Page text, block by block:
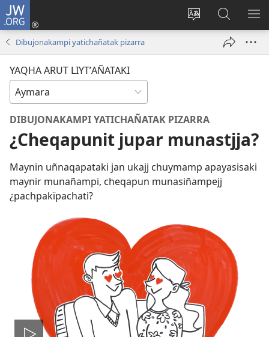
JW.ORG
Change
language
Cuentamar
mantañatakiJW.ORG:
Dibujonakampi yatichañatak pizarra
YAQHA ARUT LIYTʼAÑATAKI
DIBUJONAKAMPI YATICHAÑATAK PIZARRA
¿Cheqapunit jupar munastjja?
Maynin uñnaqapataki jan ukajj chuymamp apayasisaki
maynir munañampi, cheqapun munasiñampejj
¿pachpakïpachati?